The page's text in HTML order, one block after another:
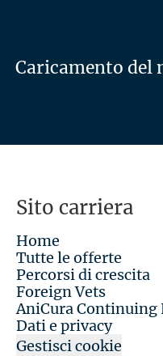
Caricamento del
Sito carriera
Home
Tutte le offerte
Percorsi di crescita
Foreign Vets
AniCura Continuing
Dati e privacy
Gestisci cookie